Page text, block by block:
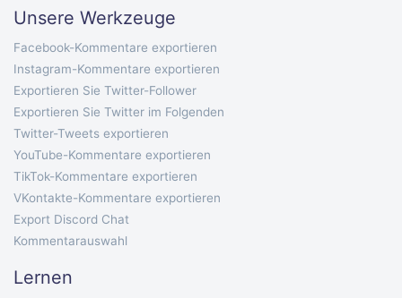
Unsere Werkzeuge
Facebook-Kommentare exportieren
Instagram-Kommentare exportieren
Exportieren Sie Twitter-Follower
Exportieren Sie Twitter im Folgenden
Twitter-Tweets exportieren
YouTube-Kommentare exportieren
TikTok-Kommentare exportieren
VKontakte-Kommentare exportieren
Export Discord Chat
Kommentarauswahl
Lernen